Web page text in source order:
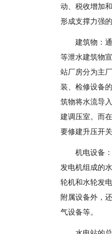
动、税收增加
形成支撑力强
建筑物：
等泄水建筑物
站厂房分为主
装、检修设备
筑物将水流导
建调压室。而
要修建升压开
机电设备
发电机组成的
轮机和水轮发
附属设备外，
气设备等。